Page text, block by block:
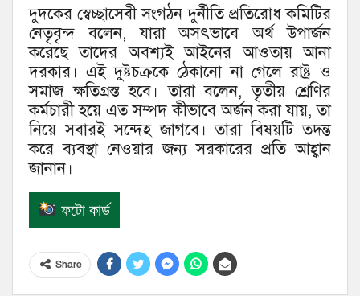
দুদকের স্বেচ্ছাসেবী সংগঠন দুর্নীতি প্রতিরোধ কমিটির
নেতৃবৃন্দ বলেন, যারা অসৎভাবে অর্থ উপার্জন
করেছে তাদের অবশ্যই আইনের আওতায় আনা
দরকার। এই দুষ্টচক্রকে ঠেকানো না গেলে রাষ্ট্র ও
সমাজ ক্ষতিগ্রস্ত হবে। তারা বলেন, তৃতীয় শ্রেণির
কর্মচারী হয়ে এত সম্পদ কীভাবে অর্জন করা যায়, তা
নিয়ে সবারই সন্দেহ জাগবে। তারা বিষয়টি তদন্ত
করে ব্যবস্থা নেওয়ার জন্য সরকারের প্রতি আহ্বান
জানান।
ফটো কার্ড
Share